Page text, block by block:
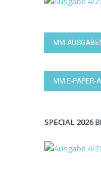
MM
MM E-PAPER-
SPECIAL 2026